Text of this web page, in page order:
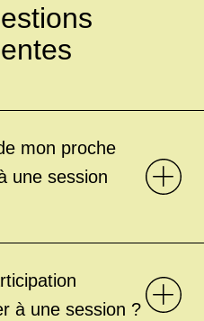
mon proche
une session
à une session ?